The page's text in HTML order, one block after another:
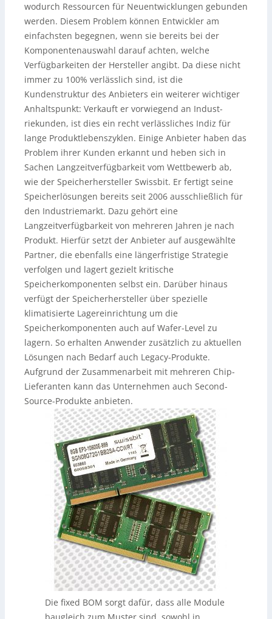
wodurch Ressourcen für Neuentwicklungen gebunden
werden. Diesem Problem können Entwickler am
einfachsten begegnen, wenn sie bereits bei der
Komponentenauswahl darauf achten, welche
Verfügbarkeiten der Hersteller angibt. Da diese nicht
immer zu 100% verlässlich sind, ist die
Kundenstruktur des Anbieters ein weiterer wichtiger
Anhaltspunkt: Verkauft er vorwiegend an Indust-
riekunden, ist dies ein recht verlässliches Indiz für
lange Produktlebenszyklen. Einige Anbieter haben das
Problem ihrer Kunden erkannt und heben sich in
Sachen Langzeitverfügbarkeit vom Wettbewerb ab,
wie der Speicherhersteller Swissbit. Er fertigt seine
Speicherlösungen bereits seit 2006 ausschließlich für
den Industriemarkt. Dazu gehört eine
Langzeitverfügbarkeit von mehreren Jahren je nach
Produkt. Hierfür setzt der Anbieter auf ausgewählte
Partner, die ebenfalls eine längerfristige Strategie
verfolgen und lagert gezielt kritische
Speicherkomponenten selbst ein. Darüber hinaus
verfügt der Speicherhersteller über spezielle
klimatisierte Lagereinrichtung um die
Speicherkomponenten auch auf Wafer-Level zu
lagern. So erhalten Anwender zusätzlich zu aktuellen
Lösungen nach Bedarf auch Legacy-Produkte.
Aufgrund der Zusammenarbeit mit mehreren Chip-
Lieferanten kann das Unternehmen auch Second-
Source-Produkte anbieten.
Die fixed BOM sorgt dafür, dass alle Module